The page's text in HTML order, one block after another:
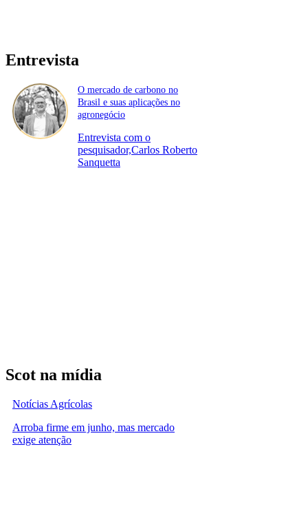
Entrevista
O mercado de carbono no
Brasil e suas aplicações no
agronegócio
Entrevista com o
pesquisador,Carlos Roberto
Sanquetta
Scot na mídia
Notícias Agrícolas
Arroba firme em junho, mas mercado
exige atenção